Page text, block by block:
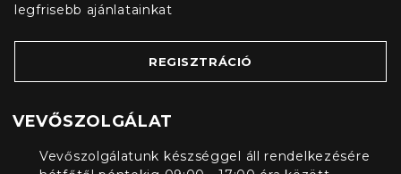
legfrisebb ajánlatainkat
REGISZTRÁCIÓ
VEVŐSZOLGÁLAT
Vevőszolgálatunk készséggel áll rendelkezésére